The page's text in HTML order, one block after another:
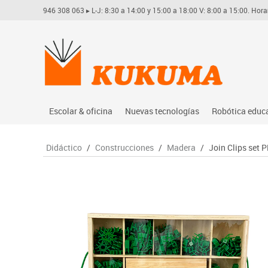
946 308 063 ▸ L-J: 8:30 a 14:00 y 15:00 a 18:00 V: 8:00 a 15:00.
Escolar & oficina
Archivo
Informática
Manualidades
Material escolar
Nuevas tecnologías
Audio
Soportes
Videoconferencia
Videoproyección
Robótica
Arduino
Vex robotics
Otros
Didáctico / Construcciones / Madera / Join Clips set